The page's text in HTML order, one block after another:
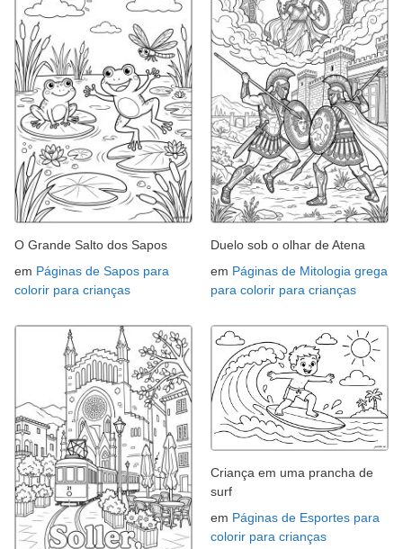
O Grande Salto dos Sapos
em Páginas de Sapos para
colorir para crianças
Duelo sob o olhar de Atena
em Páginas de Mitologia grega
para colorir para crianças
Criança em uma prancha de
surf
em Páginas de Esportes para
colorir para crianças